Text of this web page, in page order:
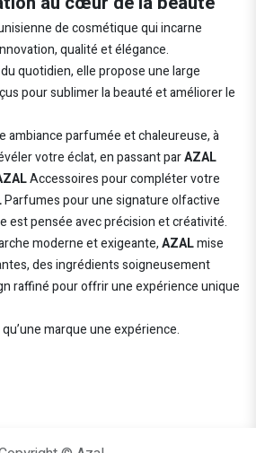
de cosmétique qui incarne
qualité et élégance.
quotidien, elle propose une large
pour sublimer la beauté et améliorer le
ambiance parfumée et chaleureuse, à
votre éclat, en passant parAZAL
Accessoires pour compléter votre
Parfumes pour une signature olfactive
est pensée avec précision et créativité.
moderne et exigeante,AZALmise
des ingrédients soigneusement
raffiné pour offrir une expérience unique
marque une expérience.